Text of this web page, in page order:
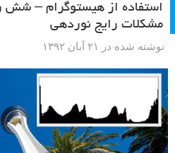
استفاده از هیستوگرام – شش
مشکلات رایج نوردهی
نوشته شده در ۲۱ آبان ۱۳۹۲